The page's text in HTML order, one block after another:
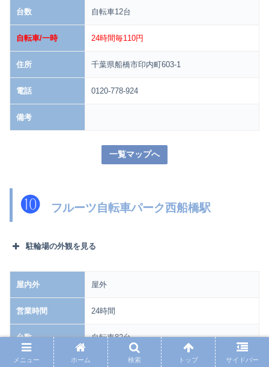
台数 自転車12台
自転車/一時 24時間毎110円
住所 千葉県船橋市印内町603-1
電話 0120-778-924
備考
一覧マップへ
❿フルーツ自転車パーク西船橋駅
駐輪場の外観を見る
屋内外 屋外
営業時間 24時間
台数 自転車82台
自転車/一時 24時間毎100円
メニュー ホーム 検索 トップ サイドバー